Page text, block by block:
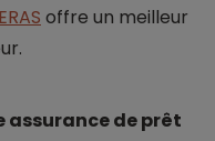
offre un meilleur
assurance de prêt